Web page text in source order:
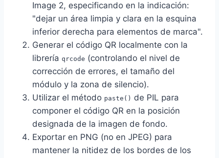
Image 2, especificando en la indicación:
"dejar un área limpia y clara en la esquina
inferior derecha para elementos de marca".
Generar el código QR localmente con la
librería qrcode (controlando el nivel de
corrección de errores, el tamaño del
módulo y la zona de silencio).
Utilizar el método paste() de PIL para
componer el código QR en la posición
designada de la imagen de fondo.
Exportar en PNG (no en JPEG) para
mantener la nitidez de los bordes de los